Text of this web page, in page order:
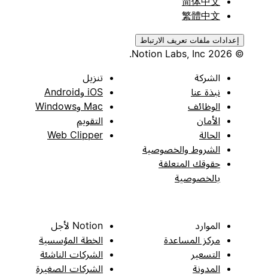
繁體中文
إعدادات ملفات تعريف الارتباط
الشركة
نبذة عنا
الوظائف
الأمان
الحالة
الشروط والخصوصية
حقوقك المتعلقة
بالخصوصية
تنزيل
iOS وAndroid
Mac وWindows
التقويم
Web Clipper
الموارد
مركز المساعدة
التسعير
المدونة
Notion لأجل
الخطة المؤسسية
الشركات الناشئة
الشركات الصغيرة